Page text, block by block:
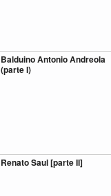
Balduino Antonio Andreola
(parte I)
Renato Saul [parte II]